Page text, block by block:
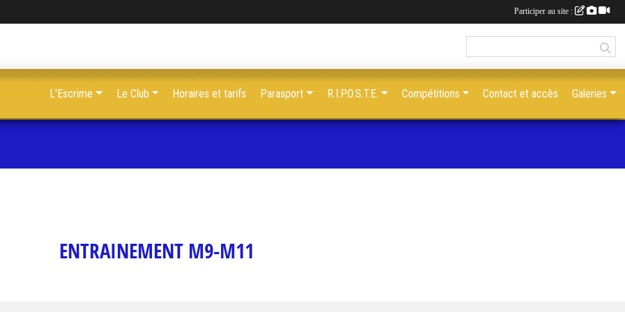
ENTRAINEMENT M9-M11
L'Escrime Le Club Horaires et tarifs Parasport R.I.P.O.S.T.E. Compétitions Contact et accès Galeries
Participer au site :